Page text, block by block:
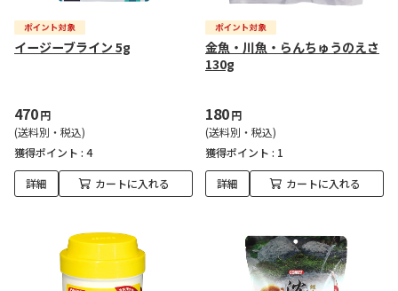
イージーブライン 5g
470円
(送料別・税込)
獲得ポイント : 4
詳細 カートに入れる
金魚・川魚・らんちゅうのえさ
130g
180円
(送料別・税込)
獲得ポイント : 1
詳細 カートに入れる